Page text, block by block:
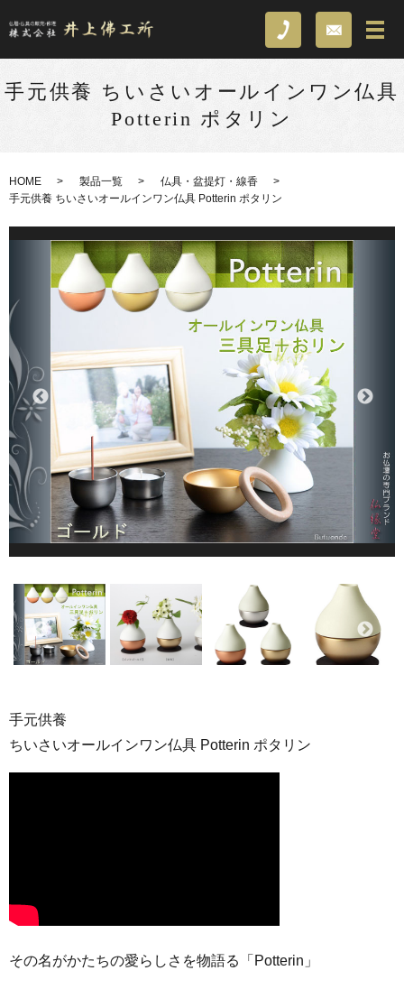
手元供養 ちいさいオールインワン仏具
Potterin ポタリン
HOME 製品一覧
仏具・盆提灯・線香
手元供養 ちいさいオールインワン仏具 Potterin ポタリン
手元供養
ちいさいオールインワン仏具 Potterin ポタリン
その名がかたちの愛らしさを物語る「Potterin」